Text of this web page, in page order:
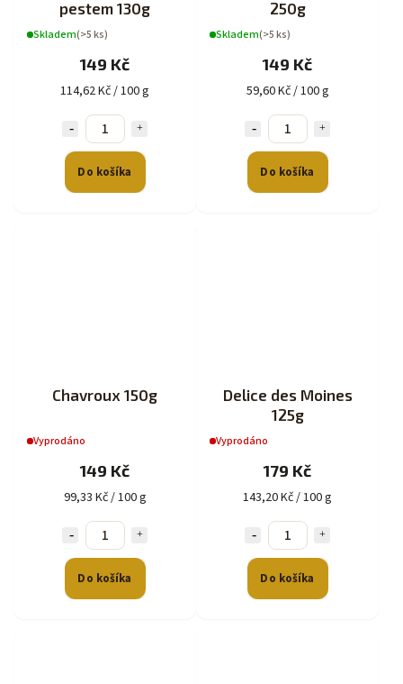
pestem 130g
Skladem(>5 ks)
149 Kč
114,62 Kč / 100 g
Do košíka
250g
Skladem(>5 ks)
149 Kč
59,60 Kč / 100 g
Do košíka
Chavroux 150g
Vyprodáno
149 Kč
99,33 Kč / 100 g
Do košíka
Delice des Moines
125g
Vyprodáno
179 Kč
143,20 Kč / 100 g
Do košíka